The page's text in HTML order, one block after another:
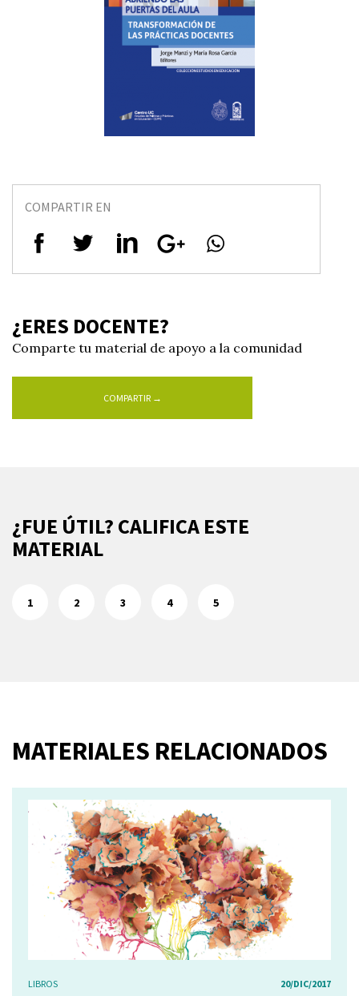
COMPARTIR EN
¿ERES DOCENTE?
Comparte tu material de apoyo a la comunidad
COMPARTIR →
¿FUE ÚTIL? CALIFICA ESTE
MATERIAL
1 2 3 4 5
MATERIALES RELACIONADOS
LIBROS 20/DIC/2017